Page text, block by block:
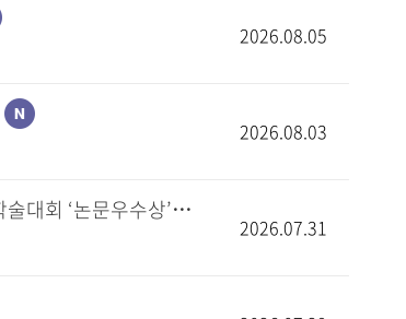
2026.08.05
2026.08.03
[E동아] 성신여대 미래응용과학학과 대학원생, 2026 한국식품과학회 국제학술대회 ‘논문우수상’·‘우수포스터상’ 각각 수상
2026.07.31